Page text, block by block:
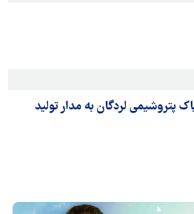
پتروشیمی لردگان به مدار تولید